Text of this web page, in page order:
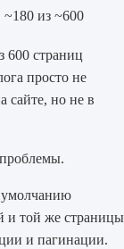
~180 из ~600
600 страниц
просто не
сайте, но не в
и той же страницы
и пагинации.